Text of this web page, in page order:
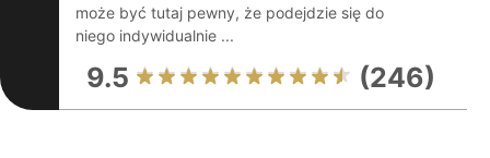
może być tutaj pewny, że podejdzie się do
niego indywidualnie ...
9.5 (246)